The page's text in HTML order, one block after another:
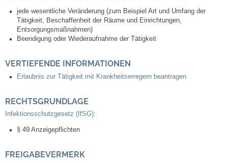
Fortschreibung Flächennutzungsplan
Förderprogramm Balkonkraftwerk
Kommunale Wärmeplanung
jede wesentliche Veränderung (zum Beispiel Art und Umfang der
Tätigkeit, Beschaffenheit der Räume und Einrichtungen,
Entsorgungsmaßnahmen)
Beendigung oder Wiederaufnahme der Tätigkeit
VERTIEFENDE INFORMATIONEN
Erlaubnis zur Tätigkeit mit Krankheitserregern beantragen
RECHTSGRUNDLAGE
Infektionsschutzgesetz (IfSG):
§ 49 Anzeigepflichten
FREIGABEVERMERK